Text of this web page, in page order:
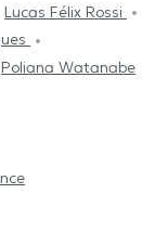
Lucas Félix Rossi
Poliana Watanabe